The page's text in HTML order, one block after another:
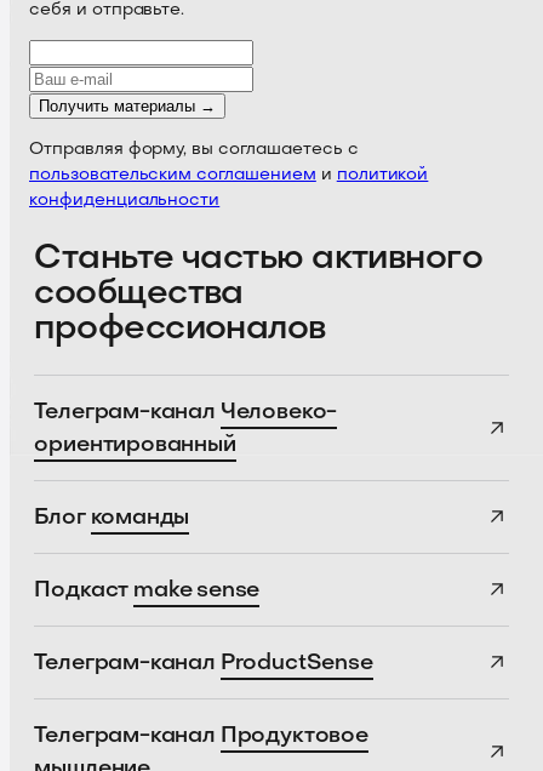
себя и отправьте.
Получить материалы →
Отправляя форму, вы соглашаетесь с
пользовательским соглашением и политикой
конфиденциальности
Станьте частью активного
сообщества
профессионалов
Телеграм-канал Человеко-
ориентированный
Блог команды
Подкаст make sense
Телеграм-канал ProductSense
Телеграм-канал Продуктовое